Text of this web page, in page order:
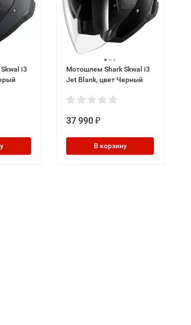
i3
Мотошлем Shark Skwal i3
Jet Blank, цвет Черный
37 990 ₽
В корзину